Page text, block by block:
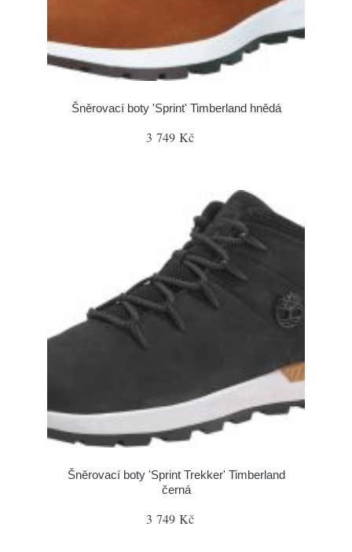
Šněrovací boty 'Sprint' Timberland hnědá
3 749 Kč
Šněrovací boty 'Sprint Trekker' Timberland
černá
3 749 Kč